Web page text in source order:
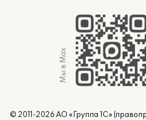
Мы в Max
© 2011-2026 АО «Группа 1С»